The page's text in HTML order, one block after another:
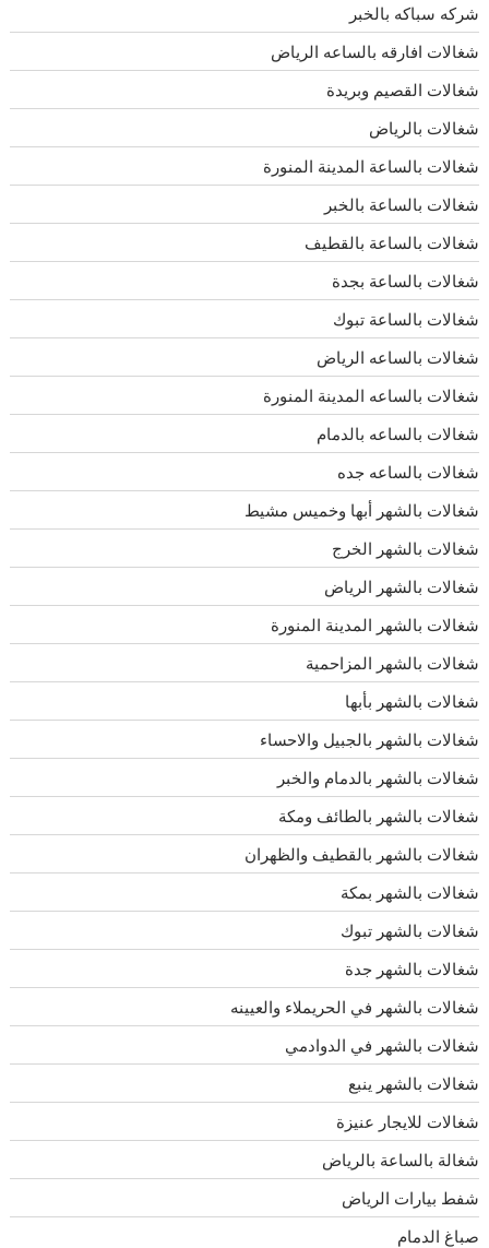
شركه سباكه بالخبر
شغالات افارقه بالساعه الرياض
شغالات القصيم وبريدة
شغالات بالرياض
شغالات بالساعة المدينة المنورة
شغالات بالساعة بالخبر
شغالات بالساعة بالقطيف
شغالات بالساعة بجدة
شغالات بالساعة تبوك
شغالات بالساعه الرياض
شغالات بالساعه المدينة المنورة
شغالات بالساعه بالدمام
شغالات بالساعه جده
شغالات بالشهر أبها وخميس مشيط
شغالات بالشهر الخرج
شغالات بالشهر الرياض
شغالات بالشهر المدينة المنورة
شغالات بالشهر المزاحمية
شغالات بالشهر بأبها
شغالات بالشهر بالجبيل والاحساء
شغالات بالشهر بالدمام والخبر
شغالات بالشهر بالطائف ومكة
شغالات بالشهر بالقطيف والظهران
شغالات بالشهر بمكة
شغالات بالشهر تبوك
شغالات بالشهر جدة
شغالات بالشهر في الحريملاء والعيينه
شغالات بالشهر في الدوادمي
شغالات بالشهر ينبع
شغالات للايجار عنيزة
شغالة بالساعة بالرياض
شفط بيارات الرياض
صباغ الدمام